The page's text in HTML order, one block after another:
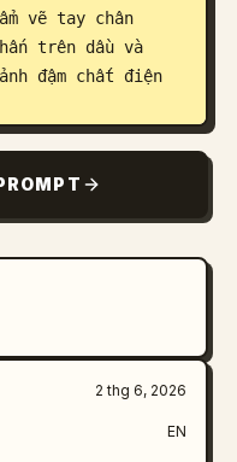
vẽ tay chân
trên dầu và
đậm chất điện
tây thái lát, thịt
sốt trứng đang
hiện, cắt cảnh
khung hình
12 khung hình,
trên rồi đến
2 thg 6, 2026
EN